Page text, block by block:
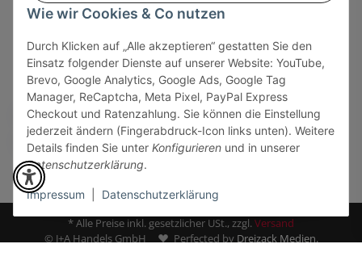
Wie wir Cookies & Co nutzen
Durch Klicken auf „Alle akzeptieren“ gestatten Sie den
Einsatz folgender Dienste auf unserer Website: YouTube,
Brevo, Google Analytics, Google Ads, Google Tag
Manager, ReCaptcha, Meta Pixel, PayPal Express
Checkout und Ratenzahlung. Sie können die Einstellung
jederzeit ändern (Fingerabdruck-Icon links unten). Weitere
Details finden Sie unter Konfigurieren und in unserer
Datenschutzerklärung.
Impressum Datenschutzerklärung
Sicher bezahlen via:
* Alle Preise inkl. gesetzlicher USt., zzgl.Versand
© J+A Handels GmbH
Perfected by Dreizack Medien.